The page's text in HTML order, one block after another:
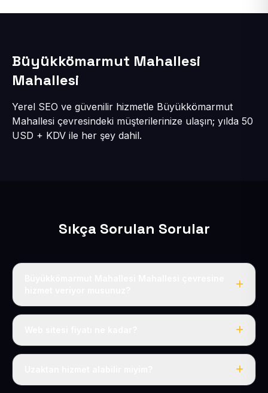
Büyükkömarmut Mahallesi
Mahallesi
Yerel SEO ve güvenilir hizmetle Büyükkömarmut
Mahallesi çevresindeki müşterilerinize ulaşın; yılda 50
USD + KDV ile her şey dahil.
Sıkça Sorulan Sorular
Evet, Büyükkömarmut Mahallesi dahil tüm Pınarbaşı ve
Tek fiyat: yılda 50 USD + KDV, her şey dahil.